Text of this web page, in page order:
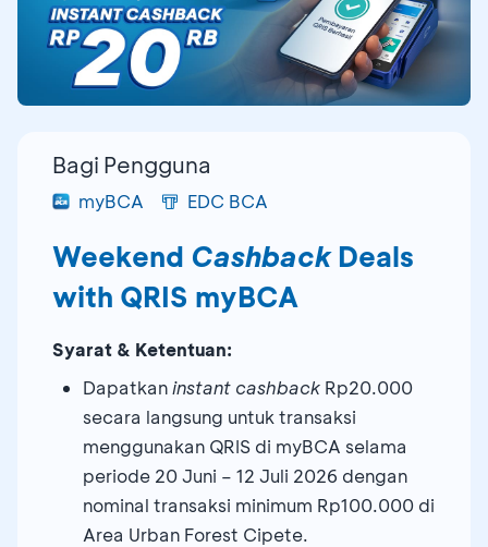
Bagi Pengguna
myBCA EDC BCA
Weekend Cashback Deals
with QRIS myBCA
Syarat & Ketentuan:
Dapatkaninstant cashback Rp20.000
secara langsung untuk transaksi
menggunakan QRIS di myBCA selama
periode 20 Juni – 12 Juli 2026 dengan
nominal transaksi minimum Rp100.000 di
Area Urban Forest Cipete.